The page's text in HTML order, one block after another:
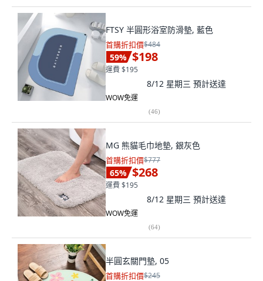
FTSY 半圓形浴室防滑墊, 藍色
首購折扣價$484
59% $198
運費 $195
8/12 星期三 預計送達
WOW免運
(46)
MG 熊貓毛巾地墊, 銀灰色
首購折扣價$777
65% $268
運費 $195
8/12 星期三 預計送達
WOW免運
(64)
半圓玄關門墊, 05
首購折扣價$245